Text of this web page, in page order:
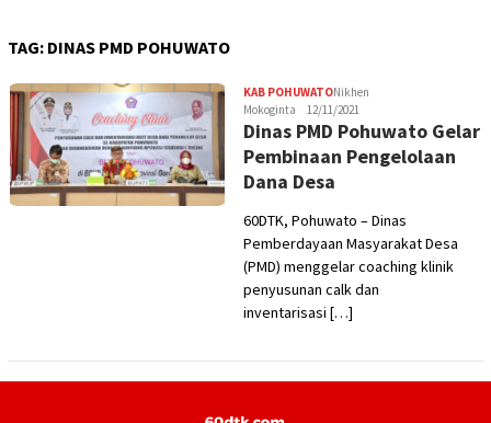
TAG: DINAS PMD POHUWATO
KAB POHUWATONikhen
Mokoginta
12/11/2021
Dinas PMD Pohuwato Gelar
Pembinaan Pengelolaan
Dana Desa
60DTK, Pohuwato – Dinas
Pemberdayaan Masyarakat Desa
(PMD) menggelar coaching klinik
penyusunan calk dan
inventarisasi […]